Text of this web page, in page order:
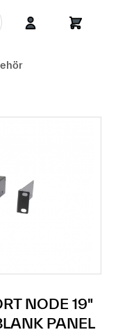
NODE 19"
PANEL